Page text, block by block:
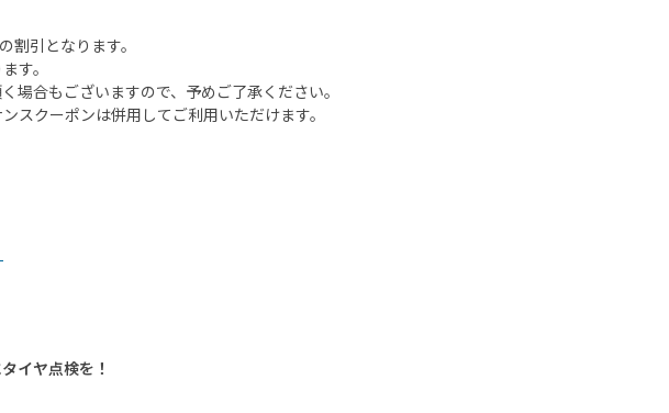
割引となります。
す。
場合もございますので、予めご了承ください。
クーポンは併用してご利用いただけます。
イヤ点検を！